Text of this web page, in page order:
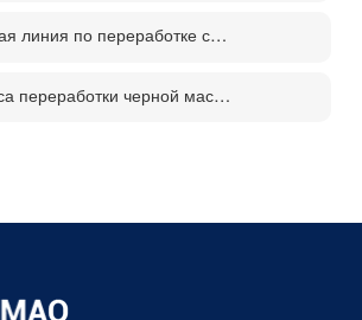
Производственная линия по переработке солнечных панелей PV
Машина процесса переработки черной массы батареи